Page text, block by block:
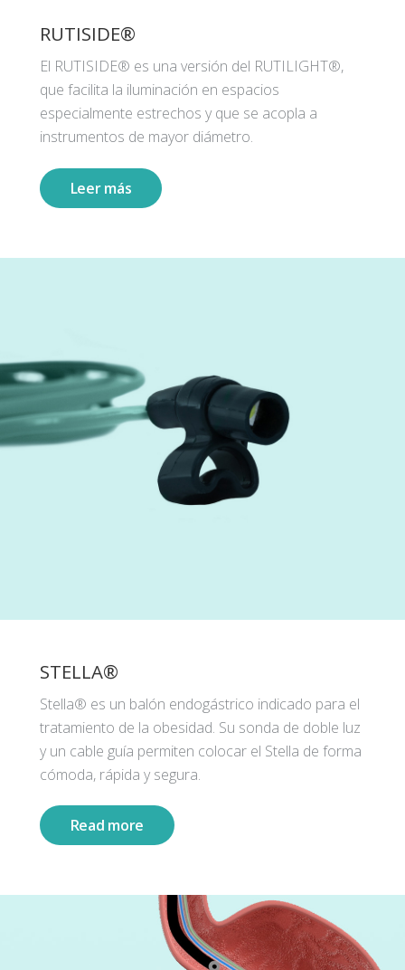
RUTISIDE®
El RUTISIDE® es una versión del RUTILIGHT®,
que facilita la iluminación en espacios
especialmente estrechos y que se acopla a
instrumentos de mayor diámetro.
Leer más
STELLA®
Stella® es un balón endogástrico indicado para el
tratamiento de la obesidad. Su sonda de doble luz
y un cable guía permiten colocar el Stella de forma
cómoda, rápida y segura.
Read more